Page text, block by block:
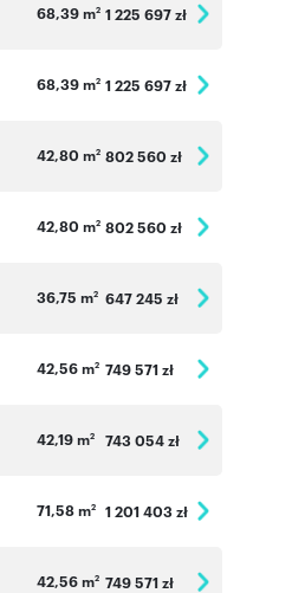
68,39 m2 1 225 697 zł
68,39 m2 1 225 697 zł
42,80 m2 802 560 zł
42,80 m2 802 560 zł
36,75 m2 647 245 zł
42,56 m2 749 571 zł
42,19 m2 743 054 zł
71,58 m2 1 201 403 zł
42,56 m2 749 571 zł